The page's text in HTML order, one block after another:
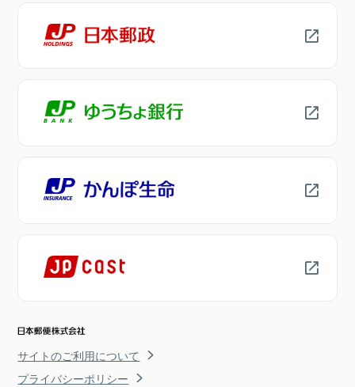
サイトのご利用について
プライバシーポリシー